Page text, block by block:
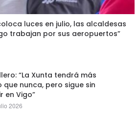
luces en julio, las alcaldesas
trabajan por sus aeropuertos”
“La Xunta tendrá más
que nunca, pero sigue sin
en Vigo”
2026